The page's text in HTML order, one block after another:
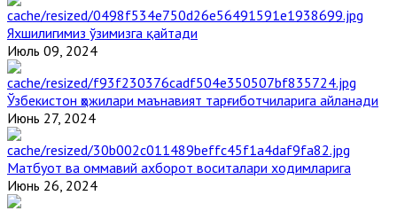
Яхшилигимиз ўзимизга қайтади
Июль 09, 2024
Ўзбекистон ҳожилари маънавият тарғиботчиларига айланади
Июнь 27, 2024
Матбуот ва оммавий ахборот воситалари ходимларига
Июнь 26, 2024